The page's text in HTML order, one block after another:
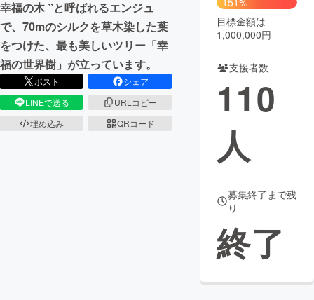
CAMPFIRE for Social Good
CAMPFIRE Creation
CAMPFIREふるさと納税machi-ya コミュニティ
幸福の木 ”と呼ばれるエンジュ
で、70mのシルクを草木染した葉
をつけた、最も美しいツリー「幸
福の世界樹」が立っています。
ポスト
シェア
LINEで送る
URLコピー
埋め込み
QRコード
目標金額は
1,000,000円
支援者数
110
人
募集終了まで残
り
終了